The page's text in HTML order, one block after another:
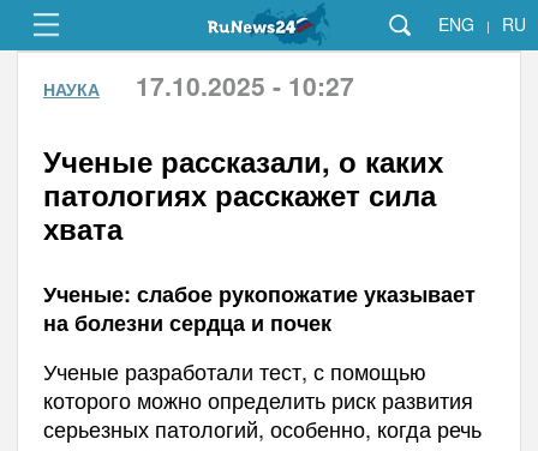
ENG | RU
НАУКА 17.10.2025 - 10:27
Ученые рассказали, о каких
патологиях расскажет сила
хвата
Ученые: слабое рукопожатие указывает
на болезни сердца и почек
Ученые разработали тест, с помощью
которого можно определить риск развития
серьезных патологий, особенно, когда речь